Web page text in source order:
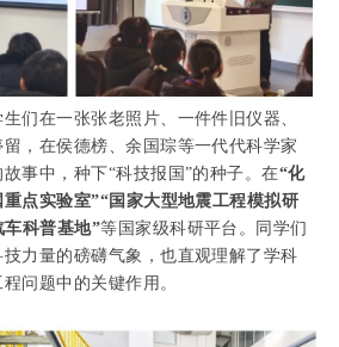
生们在一张张老照片、一件件旧仪器、
，在侯德榜、余国琮等一代代科学家
事中，种下“科技报国”的种子。在“化
点实验室”“国家大型地震工程模拟研
车科普基地”等国家级科研平台。同学们
力量的磅礴气象，也直观理解了学科
问题中的关键作用。